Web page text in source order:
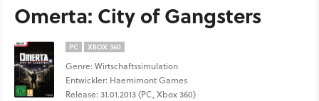
Omerta: City of Gangsters
PC XBOX 360
Genre: Wirtschaftssimulation
Entwickler: Haemimont Games
Release: 31.01.2013 (PC, Xbox 360)